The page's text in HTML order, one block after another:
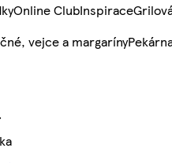
Online ClubInspirace
vejce a margaríny